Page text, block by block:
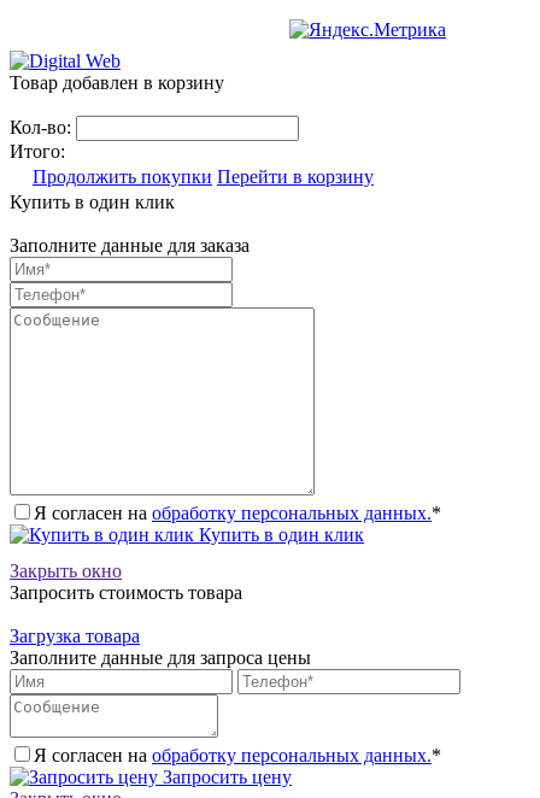
Товар добавлен в корзину
Кол-во:
Итого:
Продолжить покупки Перейти в корзину
Купить в один клик
Заполните данные для заказа
Я согласен на обработку персональных данных.*
Купить в один клик
Закрыть окно
Запросить стоимость товара
Загрузка товара
Заполните данные для запроса цены
Я согласен на обработку персональных данных.*
Запросить цену